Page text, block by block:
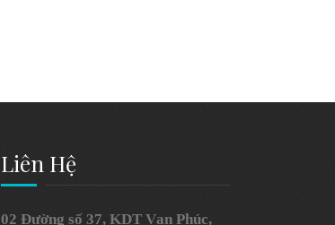
Liên Hệ
02 Đường số 37, KDT Vạn Phúc,